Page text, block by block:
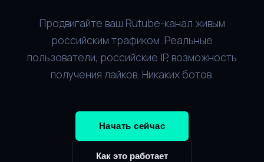
Продвигайте ваш Rutube-канал живым
российским трафиком. Реальные
пользователи, российские IP, возможность
получения лайков. Никаких ботов.
Начать сейчас
Как это работает